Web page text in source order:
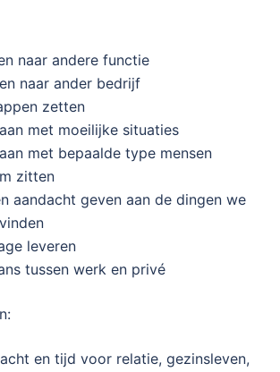
naar andere functie
naar ander bedrijf
zetten
met moeilijke situaties
met bepaalde type mensen
zitten
aandacht geven aan de dingen we
leveren
tussen werk en privé
en tijd voor relatie, gezinsleven,